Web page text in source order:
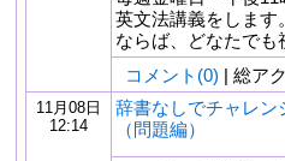
英文法講義をします
ならば、どなたでも
コメント(0) | 総ア
11月08日
12:14
辞書なしでチャレン
（問題編）